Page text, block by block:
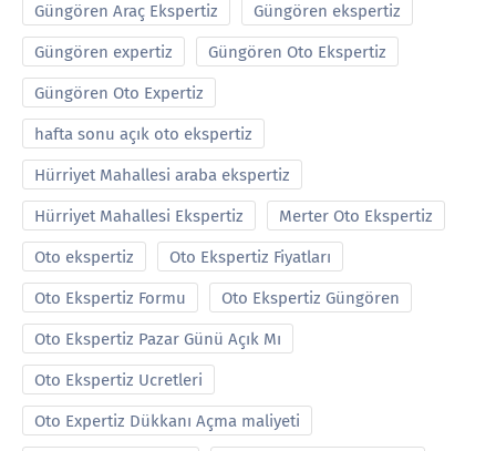
Güngören Araç Ekspertiz Güngören ekspertiz
Güngören expertiz Güngören Oto Ekspertiz
Güngören Oto Expertiz
hafta sonu açık oto ekspertiz
Hürriyet Mahallesi araba ekspertiz
Hürriyet Mahallesi Ekspertiz Merter Oto Ekspertiz
Oto ekspertiz Oto Ekspertiz Fiyatları
Oto Ekspertiz Formu Oto Ekspertiz Güngören
Oto Ekspertiz Pazar Günü Açık Mı
Oto Ekspertiz Ucretleri
Oto Expertiz Dükkanı Açma maliyeti